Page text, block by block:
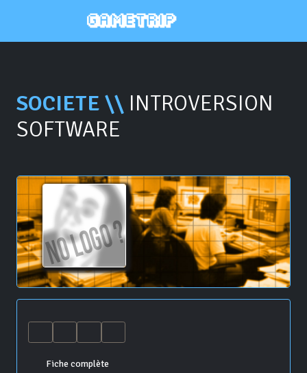
SOCIETE \\ INTROVERSION
SOFTWARE
Fiche complète